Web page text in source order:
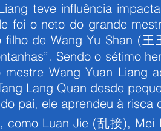
teve influência
foi o neto do grande
de Wang Yu Shan (王
Sendo o sétimo
Wang Yuan Liang
Lang Quan desde
pai, ele aprendeu à risca
como Luan Jie (乱接), Mei